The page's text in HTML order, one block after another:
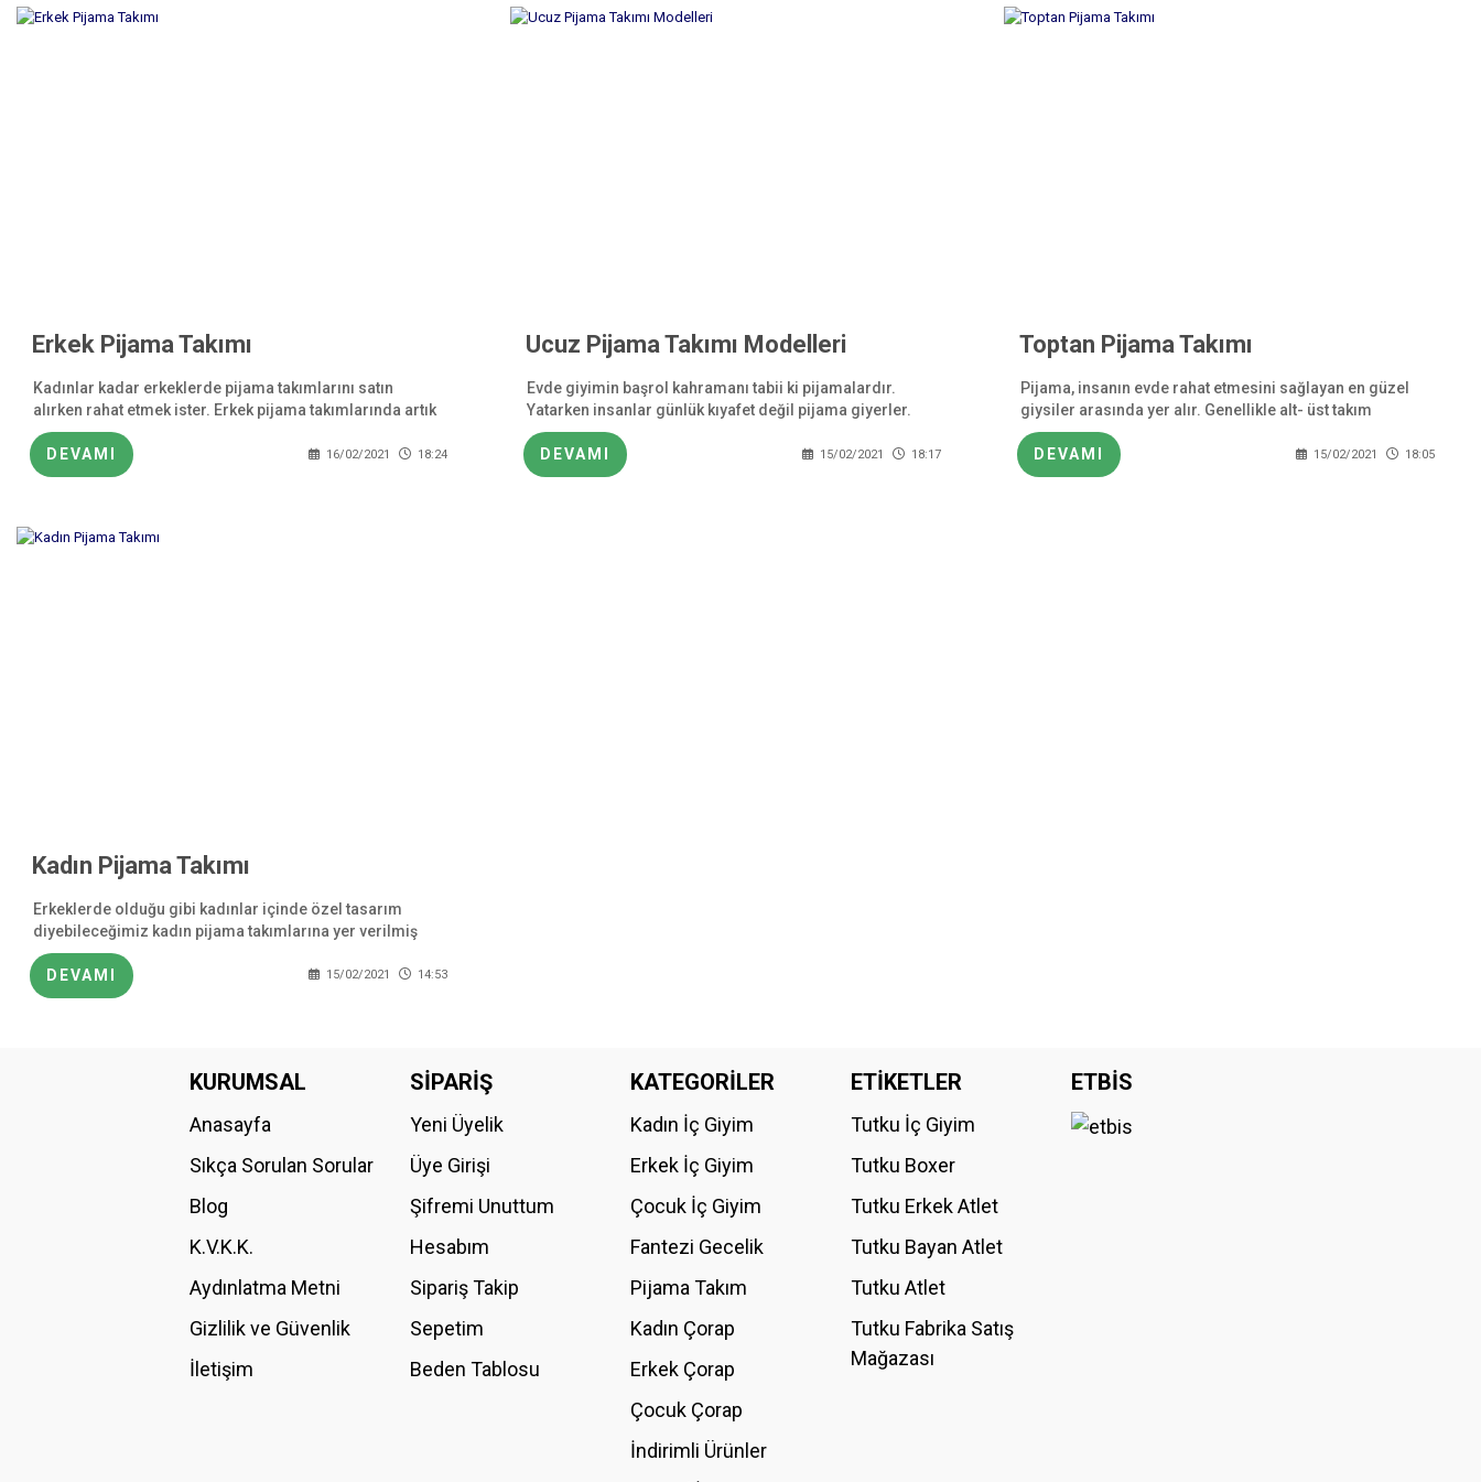
Erkek Pijama Takımı
Kadınlar kadar erkeklerde pijama takımlarını satın
alırken rahat etmek ister. Erkek pijama takımlarında artık
sizlerde aradığınız rahatlığa kavuşma şansına sahip
olabilirsiniz. Şık ve gösterişli
DEVAMI 16/02/2021 18:24
Ucuz Pijama Takımı Modelleri
Evde giyimin başrol kahramanı tabii ki pijamalardır.
Yatarken insanlar günlük kıyafet değil pijama giyerler.
Böylelikle hem yataklara günlük kirin taşınması önlenmiş
olur hem de daha rahat bir uyku
DEVAMI 15/02/2021 18:17
Toptan Pijama Takımı
Pijama, insanın evde rahat etmesini sağlayan en güzel
giysiler arasında yer alır. Genellikle alt- üst takım
şeklinde satılan pijama modelleri, erkek, kadın, lohusa ve
çocuk olarak kategorilere ayrılır
DEVAMI 15/02/2021 18:05
Kadın Pijama Takımı
Erkeklerde olduğu gibi kadınlar içinde özel tasarım
diyebileceğimiz kadın pijama takımlarına yer verilmiş
olduğunu söylemek mümkün. Bu sayede sizlerde
aradığınız tarza sahip olan en güzel pijama
DEVAMI 15/02/2021 14:53
KURUMSAL
Anasayfa
Sıkça Sorulan Sorular
Blog
K.V.K.K.
Aydınlatma Metni
Gizlilik ve Güvenlik
İletişim
SİPARİŞ
Yeni Üyelik
Üye Girişi
Şifremi Unuttum
Hesabım
Sipariş Takip
Sepetim
Beden Tablosu
KATEGORİLER
Kadın İç Giyim
Erkek İç Giyim
Çocuk İç Giyim
Fantezi Gecelik
Pijama Takım
Kadın Çorap
Erkek Çorap
Çocuk Çorap
İndirimli Ürünler
ETİKETLER
Tutku İç Giyim
Tutku Boxer
Tutku Erkek Atlet
Tutku Bayan Atlet
Tutku Atlet
Tutku Fabrika Satış
Mağazası
ETBİS